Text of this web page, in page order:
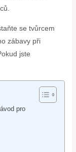
se tvůrcem
zábavy při
jste
pro